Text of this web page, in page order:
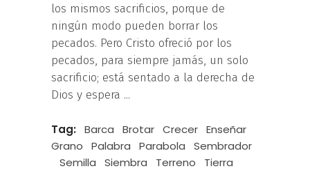
los mismos sacrificios, porque de
ningún modo pueden borrar los
pecados. Pero Cristo ofreció por los
pecados, para siempre jamás, un solo
sacrificio; está sentado a la derecha de
Dios y espera
Tag: Barca Brotar Crecer Enseñar
Grano
Palabra Parabola
Sembrador
Semilla
Siembra Terreno
Tierra